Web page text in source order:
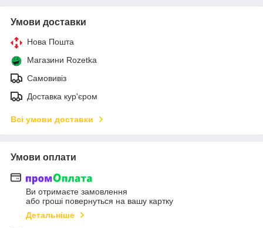
Умови доставки
Нова Пошта
Магазини Rozetka
Самовивіз
Доставка кур'єром
Всі умови доставки
Умови оплати
Ви отримаєте замовлення
або гроші повернуться на вашу картку
Детальніше